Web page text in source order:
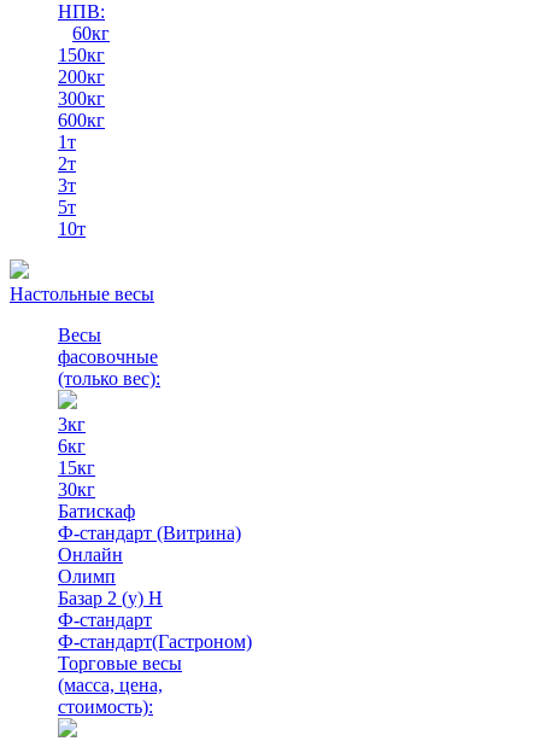
НПВ:
60кг
150кг
200кг
300кг
600кг
1т
2т
3т
5т
10т
Настольные весы
Весы
фасовочные
(только вес):
3кг
6кг
15кг
30кг
Батискаф
Ф-стандарт (Витрина)
Онлайн
Олимп
Базар 2 (у) Н
Ф-стандарт
Ф-стандарт(Гастроном)
Торговые весы
(масса, цена,
стоимость):